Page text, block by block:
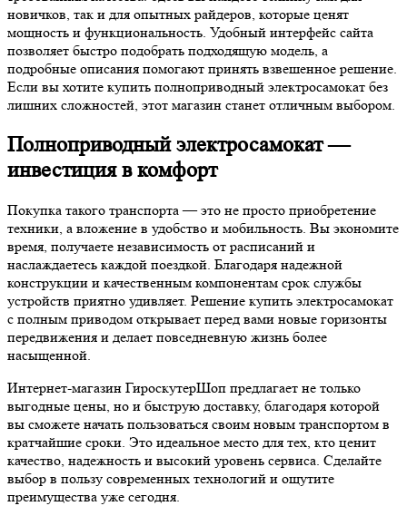
новичков, так и для опытных райдеров, которые ценят
мощность и функциональность. Удобный интерфейс сайта
позволяет быстро подобрать подходящую модель, а
подробные описания помогают принять взвешенное решение.
Если вы хотите купить полноприводный электросамокат без
лишних сложностей, этот магазин станет отличным выбором.
Полноприводный электросамокат —
инвестиция в комфорт
Покупка такого транспорта — это не просто приобретение
техники, а вложение в удобство и мобильность. Вы экономите
время, получаете независимость от расписаний и
наслаждаетесь каждой поездкой. Благодаря надежной
конструкции и качественным компонентам срок службы
устройств приятно удивляет. Решение купить электросамокат
с полным приводом открывает перед вами новые горизонты
передвижения и делает повседневную жизнь более
насыщенной.
Интернет-магазин ГироскутерШоп предлагает не только
выгодные цены, но и быструю доставку, благодаря которой
вы сможете начать пользоваться своим новым транспортом в
кратчайшие сроки. Это идеальное место для тех, кто ценит
качество, надежность и высокий уровень сервиса. Сделайте
выбор в пользу современных технологий и ощутите
преимущества уже сегодня.